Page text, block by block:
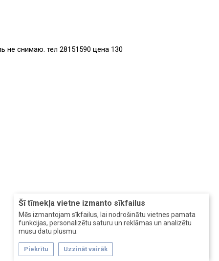
Šī tīmekļa vietne izmanto sīkfailus
Mēs izmantojam sīkfailus, lai nodrošinātu vietnes pamata
funkcijas, personalizētu saturu un reklāmas un analizētu
mūsu datu plūsmu.
Piekrītu Uzzināt vairāk
не снимаю. тел 28151590 цена 130